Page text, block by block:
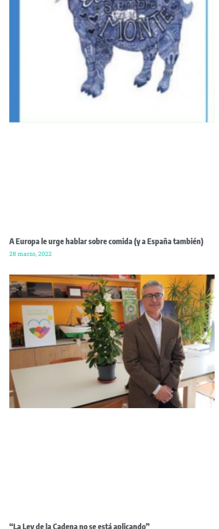
A Europa le urge hablar sobre comida (y a España también)
28 marzo, 2022
“La Ley de la Cadena no se está aplicando”